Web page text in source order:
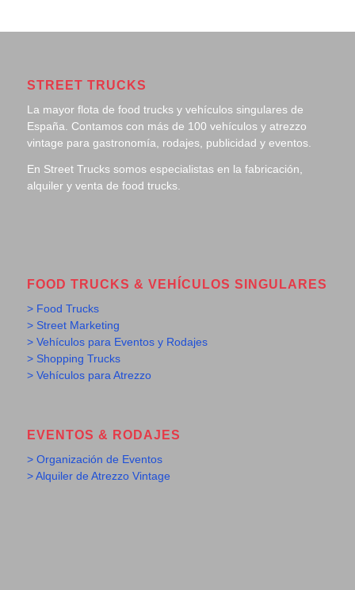
STREET TRUCKS
La mayor flota de food trucks y vehículos singulares de
España. Contamos con más de 100 vehículos y atrezzo
vintage para gastronomía, rodajes, publicidad y eventos.
En Street Trucks somos especialistas en la fabricación,
alquiler y venta de food trucks.
FOOD TRUCKS & VEHÍCULOS SINGULARES
> Food Trucks
> Street Marketing
> Vehículos para Eventos y Rodajes
> Shopping Trucks
> Vehículos para Atrezzo
EVENTOS & RODAJES
> Organización de Eventos
> Alquiler de Atrezzo Vintage